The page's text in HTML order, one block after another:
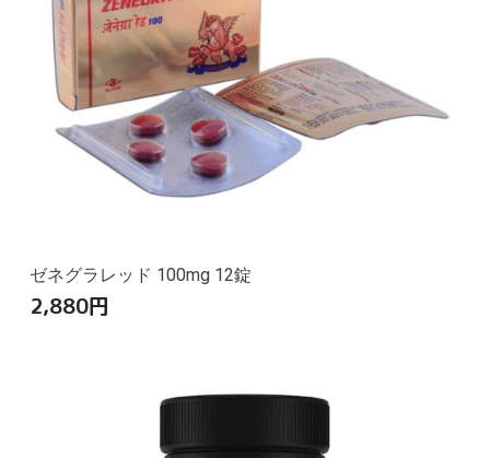
ゼネグラレッド 100mg 12錠
2,880円